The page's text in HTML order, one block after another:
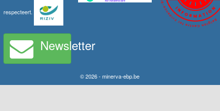
respecteert.
Newsletter
© 2026 - minerva-ebp.be